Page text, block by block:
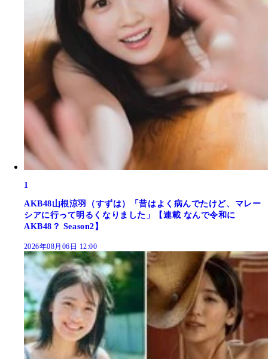
1
AKB48山根涼羽（すずは）「昔はよく病んでたけど、マレー
シアに行って明るくなりました」【連載 なんで令和に
AKB48？ Season2】
2026年08月06日 12:00